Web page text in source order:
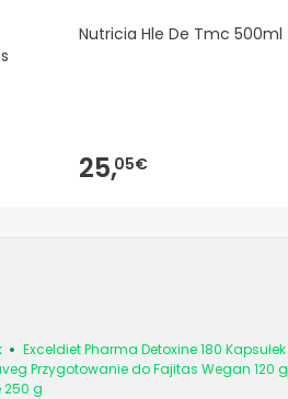
Nutricia Hle De Tmc 500ml
25,05€
Exceldiet Pharma Detoxine 180 Kapsułek
Przygotowanie do Fajitas Wegan 120 g
250 g